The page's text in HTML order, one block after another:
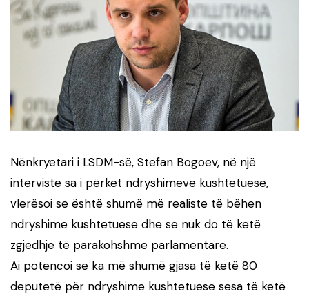
Nënkryetari i LSDM-së, Stefan Bogoev, në një
intervistë sa i përket ndryshimeve kushtetuese,
vlerësoi se është shumë më realiste të bëhen
ndryshime kushtetuese dhe se nuk do të ketë
zgjedhje të parakohshme parlamentare.
Ai potencoi se ka më shumë gjasa të ketë 80
deputetë për ndryshime kushtetuese sesa të ketë